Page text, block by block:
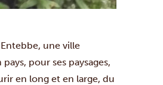
Entebbe, une ville
pour ses paysages,
en long et en large, du